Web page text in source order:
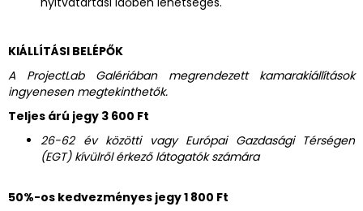
KIÁLLÍTÁSI BELÉPŐK
A ProjectLab Galériában megrendezett kamarakiállítások
ingyenesen megtekinthetők.
Teljes árú jegy 3 600 Ft
26-62 év közötti vagy Európai Gazdasági Térségen
(EGT) kívülről érkező látogatók számára
50%-os kedvezményes jegy 1 800 Ft